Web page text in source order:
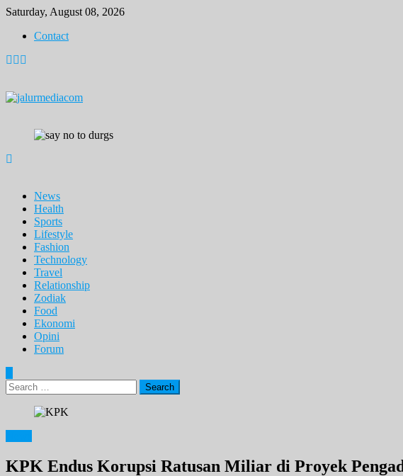
Skip
content
Saturday, August 08, 2026
Contact
News
Health
Sports
Lifestyle
Fashion
Technology
Travel
Relationship
Zodiak
Food
Ekonomi
Opini
Forum
Search
for:
KPK Endus Korupsi Ratusan Miliar di Proyek